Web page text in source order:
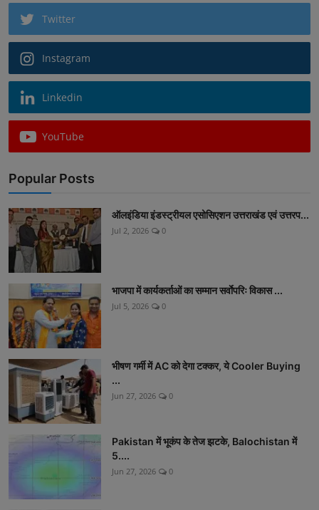
Twitter
Instagram
Linkedin
YouTube
Popular Posts
ऑलइंडिया इंडस्ट्रीयल एसोसिएशन उत्तराखंड एवं उत्तरप...
Jul 2, 2026 0
भाजपा में कार्यकर्ताओं का सम्मान सर्वाेपरिः विकास ...
Jul 5, 2026 0
भीषण गर्मी में AC को देगा टक्कर, ये Cooler Buying
...
Jun 27, 2026 0
Pakistan में भूकंप के तेज झटके, Balochistan में
5....
Jun 27, 2026 0